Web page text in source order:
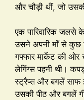
और चौड़ी थीं, जो
एक पारिवारिक जलसे
उसने अपनी माँ से कुछ
गफ्फार मार्केट की
लेगिंग्स पहनी थी।
स्ट्रैप्स और बगलें साफ
उसकी पीठ और बगलें